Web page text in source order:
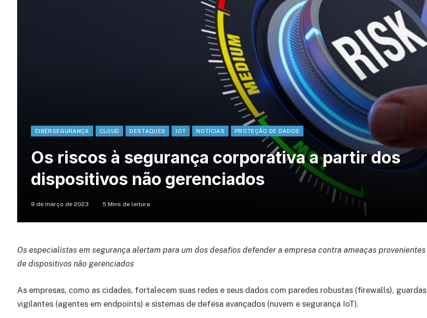
CIBERSEGURANÇA CLOUD DESTAQUES IOT NOTÍCIAS PROTEÇÃO DE DADOS
Os riscos à segurança corporativa a partir dos
dispositivos não gerenciados
9 de março de 2023 5 Mins de leitura
Os especialistas em segurança alertam para um dos desafios defender a empresa contra ameaças provenientes
de dispositivos não gerenciados
As empresas, como as cidades, fortalecem suas redes e seus dados com paredes robustas (firewalls), guardas
vigilantes (agentes em endpoints) e sistemas de defesa avançados (nuvem e segurança IoT).